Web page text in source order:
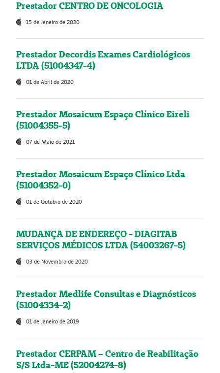
Prestador CENTRO DE ONCOLOGIA
15 de Janeiro de 2020
Prestador Decordis Exames Cardiológicos
LTDA (51004347-4)
01 de Abril de 2020
Prestador Mosaicum Espaço Clínico Eireli
(51004355-5)
07 de Maio de 2021
Prestador Mosaicum Espaço Clínico Ltda
(51004352-0)
01 de Outubro de 2020
MUDANÇA DE ENDEREÇO - DIAGITAB
SERVIÇOS MÉDICOS LTDA (54003267-5)
03 de Novembro de 2020
Prestador Medlife Consultas e Diagnósticos
(51004334-2)
01 de Janeiro de 2019
Prestador CERPAM – Centro de Reabilitação
S/S Ltda-ME (52004274-8)